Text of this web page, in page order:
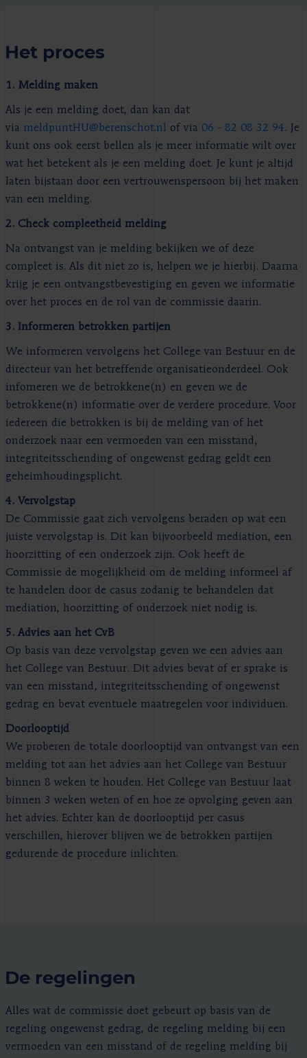
Het proces
1. Melding maken
Als je een melding doet, dan kan dat
via meldpuntHU@berenschot.nl of via 06 - 82 08 32 94. Je
kunt ons ook eerst bellen als je meer informatie wilt over
wat het betekent als je een melding doet. Je kunt je altijd
laten bijstaan door een vertrouwenspersoon bij het maken
van een melding.
2. Check compleetheid melding
Na ontvangst van je melding bekijken we of deze
compleet is. Als dit niet zo is, helpen we je hierbij. Daarna
krijg je een ontvangstbevestiging en geven we informatie
over het proces en de rol van de commissie daarin.
3. Informeren betrokken partijen
We informeren vervolgens het College van Bestuur en de
directeur van het betreffende organisatieonderdeel. Ook
infomeren we de betrokkene(n) en geven we de
betrokkene(n) informatie over de verdere procedure. Voor
iedereen die betrokken is bij de melding van of het
onderzoek naar een vermoeden van een misstand,
integriteitsschending of ongewenst gedrag geldt een
geheimhoudingsplicht.
4. Vervolgstap
De Commissie gaat zich vervolgens beraden op wat een
juiste vervolgstap is. Dit kan bijvoorbeeld mediation, een
hoorzitting of een onderzoek zijn. Ook heeft de
Commissie de mogelijkheid om de melding informeel af
te handelen door de casus zodanig te behandelen dat
mediation, hoorzitting of onderzoek niet nodig is.
5. Advies aan het CvB
Op basis van deze vervolgstap geven we een advies aan
het College van Bestuur. Dit advies bevat of er sprake is
van een misstand, integriteitsschending of ongewenst
gedrag en bevat eventuele maatregelen voor individuen.
Doorlooptijd
We proberen de totale doorlooptijd van ontvangst van een
melding tot aan het advies aan het College van Bestuur
binnen 8 weken te houden. Het College van Bestuur laat
binnen 3 weken weten of en hoe ze opvolging geven aan
het advies. Echter kan de doorlooptijd per casus
verschillen, hierover blijven we de betrokken partijen
gedurende de procedure inlichten.
De regelingen
Alles wat de commissie doet gebeurt op basis van de
regeling ongewenst gedrag, de regeling melding bij een
vermoeden van een misstand of de regeling melding bij